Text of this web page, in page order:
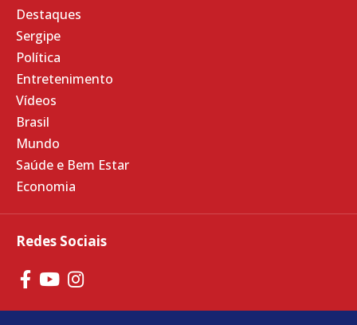
Redes Sociais
Destaques
Sergipe
Política
Entretenimento
Vídeos
Brasil
Mundo
Saúde e Bem Estar
Economia